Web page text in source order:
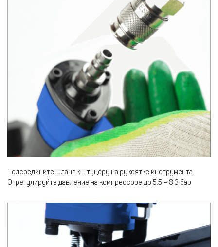
Подсоедините шланг к штуцеру на рукоятке инструмента.
Отрегулируйте давление на компрессоре до 5.5 – 8.3 бар